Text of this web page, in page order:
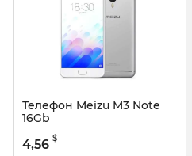
Телефон Meizu M3 Note
16Gb
4,56 $